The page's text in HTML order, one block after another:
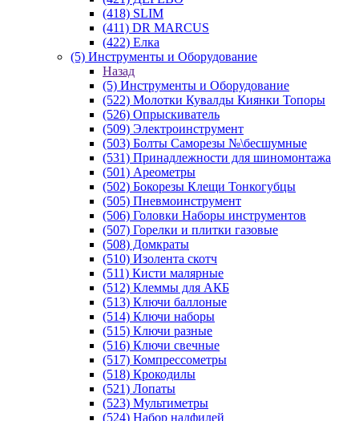
(418) SLIM
(411) DR MARCUS
(422) Елка
(5) Инструменты и Оборудование
Назад
(5) Инструменты и Оборудование
(522) Молотки Кувалды Киянки Топоры
(526) Опрыскиватель
(509) Электроинструмент
(503) Болты Саморезы №\бесшумные
(531) Принадлежности для шиномонтажа
(501) Ареометры
(502) Бокорезы Клещи Тонкогубцы
(505) Пневмоинструмент
(506) Головки Наборы инструментов
(507) Горелки и плитки газовые
(508) Домкраты
(510) Изолента скотч
(511) Кисти малярные
(512) Клеммы для АКБ
(513) Ключи баллоные
(514) Ключи наборы
(515) Ключи разные
(516) Ключи свечные
(517) Компрессометры
(518) Крокодилы
(521) Лопаты
(523) Мультиметры
(524) Набор надфилей